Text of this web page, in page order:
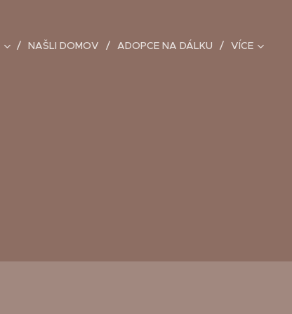
NAŠLI DOMOV ADOPCE NA DÁLKU VÍCE